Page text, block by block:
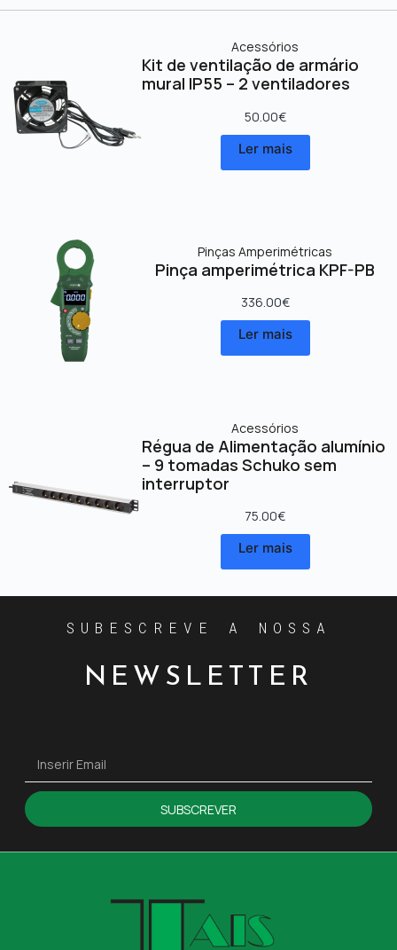
Acessórios
Kit de ventilação de armário
mural IP55 – 2 ventiladores
50.00€
Ler mais
Pinças Amperimétricas
Pinça amperimétrica KPF-PB
336.00€
Ler mais
Acessórios
Régua de Alimentação alumínio
– 9 tomadas Schuko sem
interruptor
75.00€
Ler mais
SUBESCREVE A NOSSA
NEWSLETTER
SUBSCREVER